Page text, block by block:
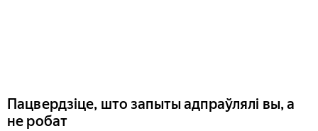
Пацвердзіце, што запыты адпраўлялі вы, а
не робат